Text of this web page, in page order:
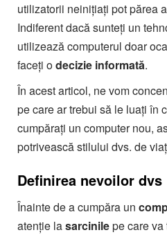
utilizatorii neinițiați pot părea
Indiferent dacă sunteți un
utilizează computerul doar
faceți odecizie informată.
În acest articol, ne vom
pe care ar trebui să le luați în
cumpărați un computer nou,
potrivească stilului dvs. de
Definirea nevoilor dvs
Înainte de a cumpăra un
atenție lasarcinilepe care